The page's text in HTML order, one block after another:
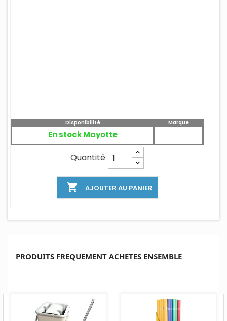
Disponibilité
En stock Mayotte
Marque
Quantité
 AJOUTER AU PANIER
PRODUITS FREQUEMENT ACHETES ENSEMBLE